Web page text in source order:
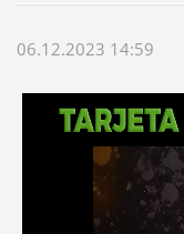
06.12.2023 14:59